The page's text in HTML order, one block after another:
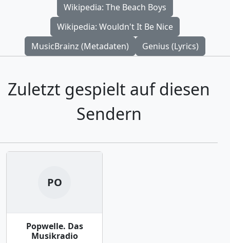
Wikipedia: The Beach Boys
Wikipedia: Wouldn't It Be Nice
MusicBrainz (Metadaten)
Genius (Lyrics)
Zuletzt gespielt auf diesen
Sendern
PO
Popwelle. Das
Musikradio